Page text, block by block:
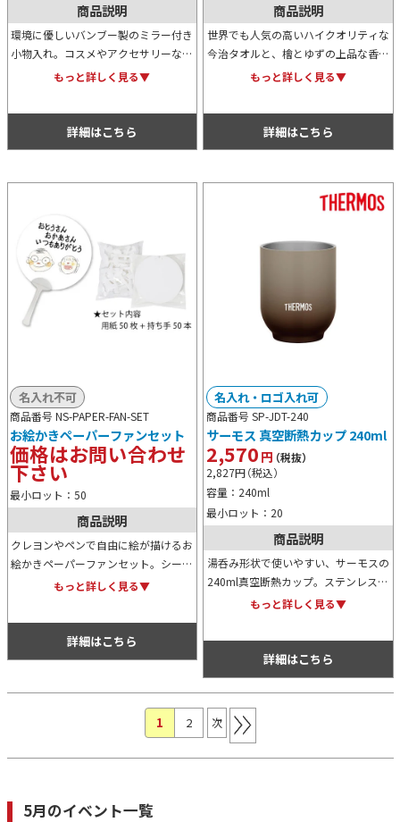
商品説明
環境に優しいバンブー製のミラー付き
小物入れ。コスメやアクセサリーなど
をすっきり収納できて、スタンドミラ
もっと詳しく見る▼
詳細はこちら
商品説明
世界でも人気の高いハイクオリティな
今治タオルと、檜とゆずの上品な香り
が癒やされる入浴剤をセットしたギフ
もっと詳しく見る▼
詳細はこちら
商品番号 NS-PAPER-FAN-SET
お絵かきペーパーファンセット
価格はお問い合わせ
下さい
最小ロット：50
名入れ不可
商品説明
クレヨンやペンで自由に絵が描けるお
絵かきペーパーファンセット。シール
や貼り絵などのアレンジも楽しめま
うちわが作れるイベントに最適なキッ
もっと詳しく見る▼
詳細はこちら
商品番号 SP-JDT-240
サーモス 真空断熱カップ 240ml
2,570円（税抜）
2,827円（税込）
容量：240ml
最小ロット：20
名入れ・ロゴ入れ可
商品説明
湯呑み形状で使いやすい、サーモスの
240ml真空断熱カップ。ステンレス製
魔法びん構造なので、温かさ・冷たさ
結露もし難いのでテーブルを汚しませ
もっと詳しく見る▼
詳細はこちら
1 (現位置)
2 次
5月のイベント一覧